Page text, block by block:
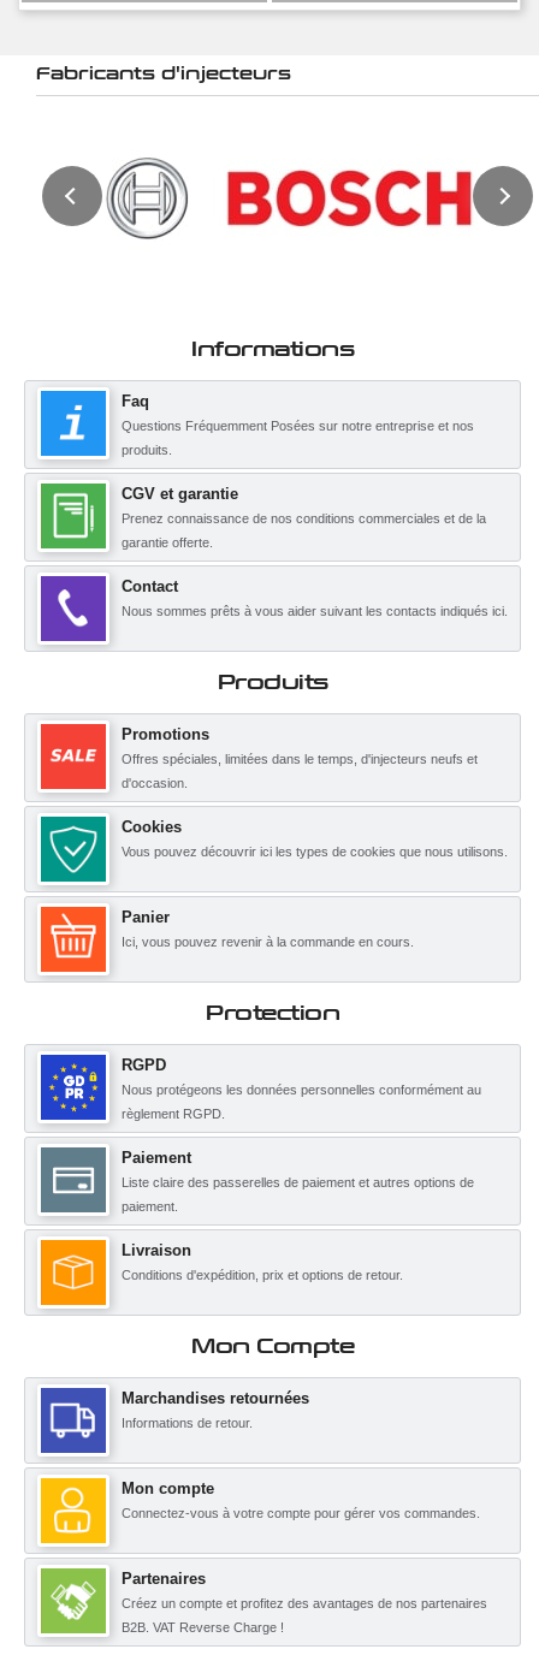
Fabricants d'injecteurs
Informations
Faq
Questions Fréquemment Posées sur notre entreprise et nos
produits.
CGV et garantie
Prenez connaissance de nos conditions commerciales et de la
garantie offerte.
Contact
Nous sommes prêts à vous aider suivant les contacts indiqués ici.
Produits
Promotions
Offres spéciales, limitées dans le temps, d'injecteurs neufs et
d'occasion.
Cookies
Vous pouvez découvrir ici les types de cookies que nous utilisons.
Panier
Ici, vous pouvez revenir à la commande en cours.
Protection
RGPD
Nous protégeons les données personnelles conformément au
règlement RGPD.
Paiement
Liste claire des passerelles de paiement et autres options de
paiement.
Livraison
Conditions d'expédition, prix et options de retour.
Mon Compte
Marchandises retournées
Informations de retour.
Mon compte
Connectez-vous à votre compte pour gérer vos commandes.
Partenaires
Créez un compte et profitez des avantages de nos partenaires
B2B. VAT Reverse Charge !